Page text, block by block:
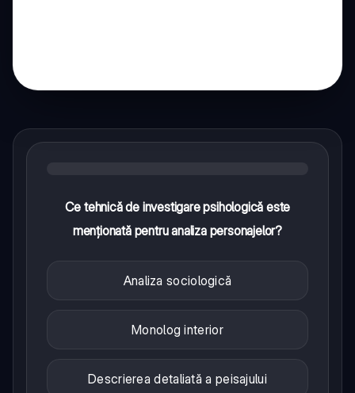
Ce tehnică de investigare psihologică este
menționată pentru analiza personajelor?
Analiza sociologică
Monolog interior
Descrierea detaliată a peisajului